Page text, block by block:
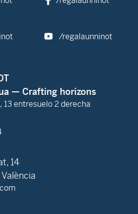
/regalaunninot
— Crafting horizons
13 entresuelo 2 derecha
14